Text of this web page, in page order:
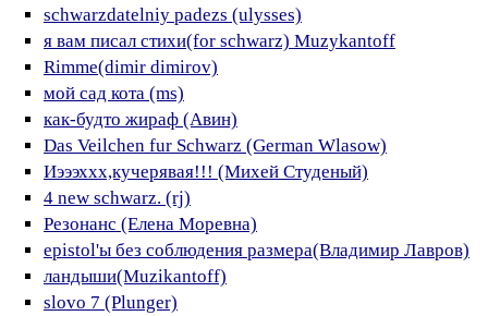
schwarzdatelniy padezs (ulysses)
я вам писал стихи(for schwarz) Muzykantoff
Rimme(dimir dimirov)
мой сад кота (ms)
как-будто жираф (Авин)
Das Veilchen fur Schwarz (German Wlasow)
Иэээххх,кучерявая!!! (Михей Студеный)
4 new schwarz. (rj)
Резонанс (Елена Моревна)
epistol'ы без соблюдения размера(Владимир Лавров)
ландыши(Muzikantoff)
slovo 7 (Plunger)